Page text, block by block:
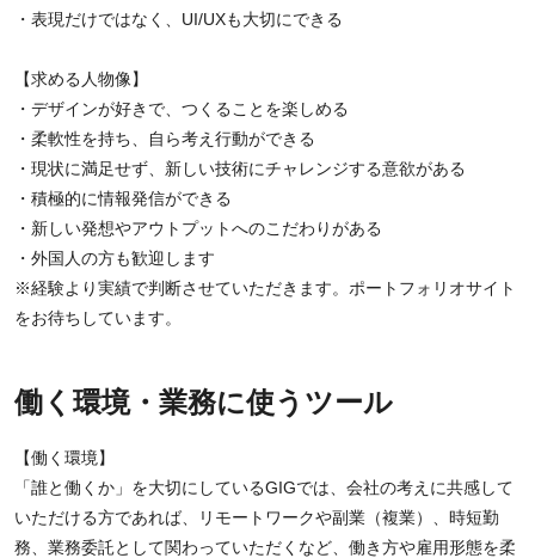
・表現だけではなく、UI/UXも大切にできる
【求める人物像】
・デザインが好きで、つくることを楽しめる
・柔軟性を持ち、自ら考え行動ができる
・現状に満足せず、新しい技術にチャレンジする意欲がある
・積極的に情報発信ができる
・新しい発想やアウトプットへのこだわりがある
・外国人の方も歓迎します
※経験より実績で判断させていただきます。ポートフォリオサイト
をお待ちしています。
働く環境・業務に使うツール
【働く環境】
「誰と働くか」を大切にしているGIGでは、会社の考えに共感して
いただける方であれば、リモートワークや副業（複業）、時短勤
務、業務委託として関わっていただくなど、働き方や雇用形態を柔